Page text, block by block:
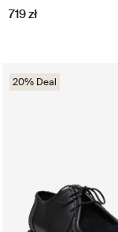
719 zł
20% Deal